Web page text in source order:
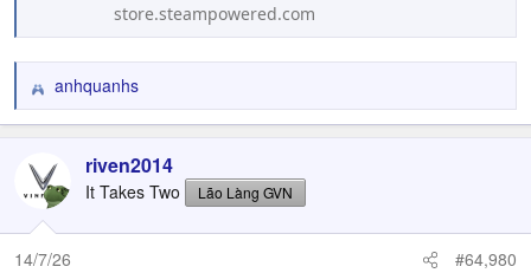
store.steampowered.com
R
e
c
o
n
anhquanhs
riven2014
It Takes Two Lão Làng GVN
14/7/26 #64,980